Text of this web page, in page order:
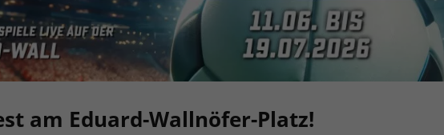
am Eduard-Wallnöfer-Platz!